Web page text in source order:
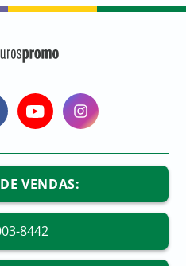
VENDAS:
8442